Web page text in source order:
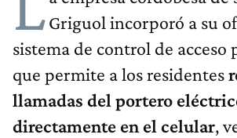
Griguol incorporó a su
sistema de control de acceso
que permite a los residentes
llamadas del portero
directamente en el celular,